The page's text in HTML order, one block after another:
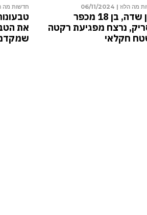
חדשות מה הלוז | 06/11/2024
מסריק, נרצח מפגיעת רקטה
בשטח חקלאי